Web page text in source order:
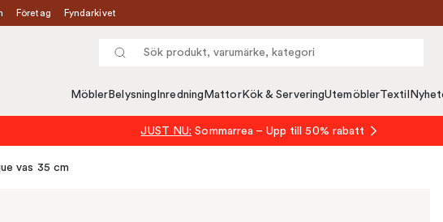
Företag Fyndarkivet
Möbler Belysning Inredning MattorKök & ServeringUtemöblerTextil
JUST NU: Sommarrea – Upp till 50% rabatt
vas 35 cm